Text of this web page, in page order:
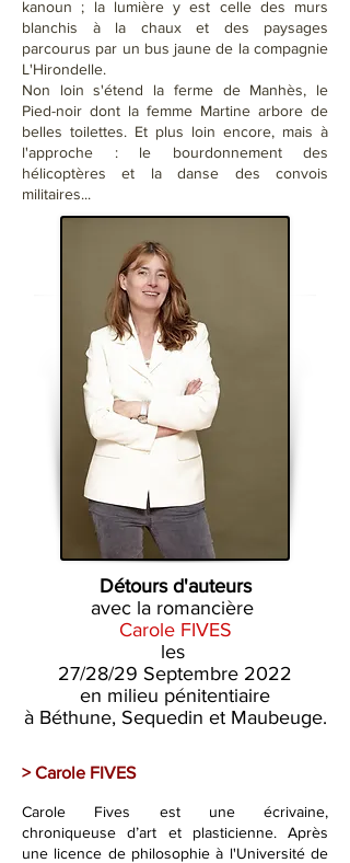
kanoun ; la lumière y est celle des murs
blanchis à la chaux et des paysages
parcourus par un bus jaune de la compagnie
L'Hirondelle.
Non loin s'étend la ferme de Manhès, le
Pied-noir dont la femme Martine arbore de
belles toilettes. Et plus loin encore, mais à
l'approche : le bourdonnement des
hélicoptères et la danse des convois
militaires...
Détours d'auteurs
avec la romancière
Carole FIVES
les
27/28/29 Septembre 2022
en milieu pénitentiaire
à Béthune, Sequedin et Maubeuge.
> Carole FIVES
Carole Fives est une écrivaine,
chroniqueuse d’art et plasticienne. Après
une licence de philosophie à l'Université de